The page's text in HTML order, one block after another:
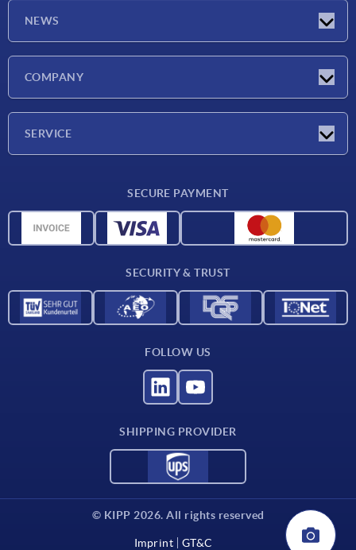
NEWS
COMPANY
SERVICE
CAD data
SECURE PAYMENT
SECURITY & TRUST
FOLLOW US
SHIPPING PROVIDER
© KIPP 2026. All rights reserved
Imprint GT&C